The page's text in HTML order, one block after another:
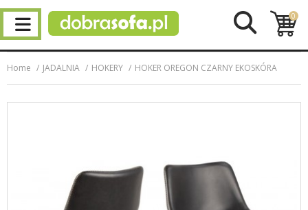
0
Home JADALNIA HOKERY HOKER OREGON CZARNY EKOSKÓRA